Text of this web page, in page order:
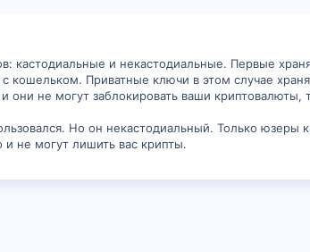
кастодиальные и некастодиальные. Первые
кошельком. Приватные ключи в этом случае
не могут заблокировать ваши криптовалюты,
Но он некастодиальный. Только юзеры
и не могут лишить вас крипты.